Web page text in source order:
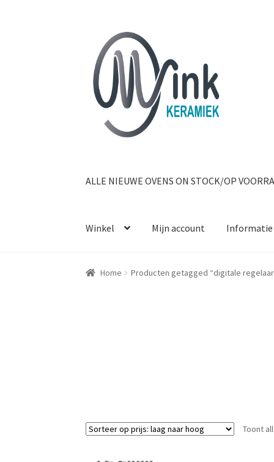
Ga door naar navigatie
Ga naar de inhoud
ALLE NIEUWE OVENS ON STOCK/OP
Winkel Mijn account Informatie
Home Producten getagged “digitale
Toont